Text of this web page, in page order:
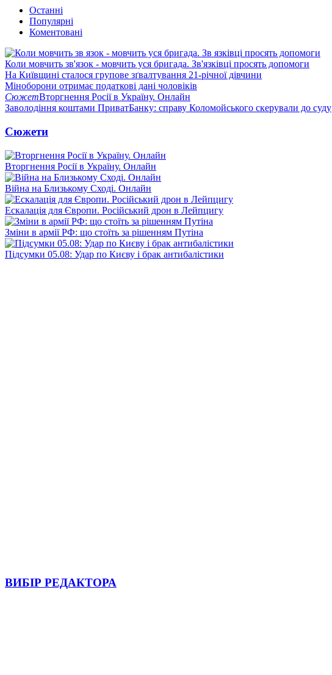
Останні
Популярні
Коментовані
Коли мовчить зв'язок - мовчить уся бригада. Зв'язківці просять допомоги
На Київщині сталося групове зґвалтування 21-річної дівчини
Міноборони отримає податкові дані чоловіків
СюжетВторгнення Росії в Україну. Онлайн
Заволодіння коштами ПриватБанку: справу Коломойського скерували до суду
Сюжети
Вторгнення Росії в Україну. Онлайн
Війна на Близькому Сході. Онлайн
Ескалація для Європи. Російський дрон в Лейпцигу
Зміни в армії РФ: що стоїть за рішенням Путіна
Підсумки 05.08: Удар по Києву і брак антибалістики
ВИБІР РЕДАКТОРА